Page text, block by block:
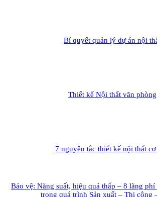
Bí quyết quản lý dự án nội
Thiết kế Nội thất văn phòng
7 nguyên tắc thiết kế nội thất cơ
Bảo vệ: Năng suất, hiệu quả thấp – 8 lãng
trong quá trình Sản xuất – Thi công